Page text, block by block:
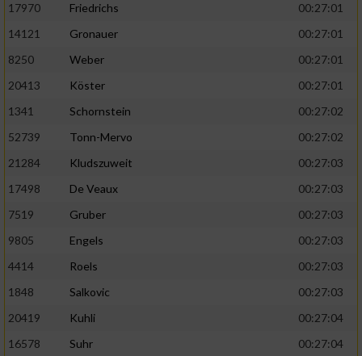
17970
Friedrichs
00:27:01
14121
Gronauer
00:27:01
8250
Weber
00:27:01
20413
Köster
00:27:01
1341
Schornstein
00:27:02
52739
Tonn-Mervo
00:27:02
21284
Kludszuweit
00:27:03
17498
De Veaux
00:27:03
7519
Gruber
00:27:03
9805
Engels
00:27:03
4414
Roels
00:27:03
1848
Salkovic
00:27:03
20419
Kuhli
00:27:04
16578
Suhr
00:27:04